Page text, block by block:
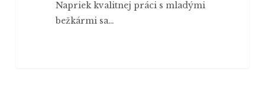
Napriek kvalitnej práci s mladými
bežkármi sa…